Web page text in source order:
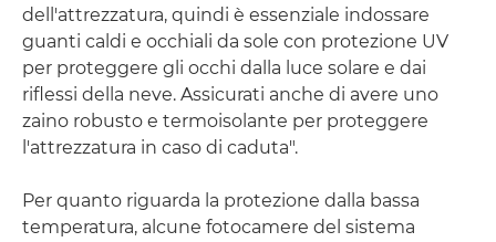
dell'attrezzatura, quindi è essenziale indossare
guanti caldi e occhiali da sole con protezione UV
per proteggere gli occhi dalla luce solare e dai
riflessi della neve. Assicurati anche di avere uno
zaino robusto e termoisolante per proteggere
l'attrezzatura in caso di caduta".
Per quanto riguarda la protezione dalla bassa
temperatura, alcune fotocamere del sistema